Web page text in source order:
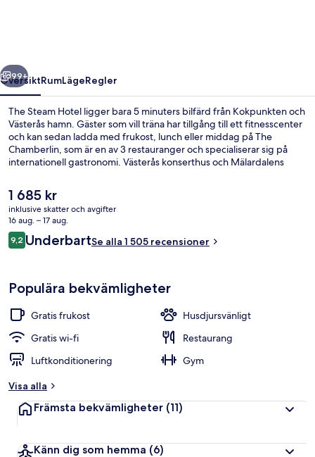
Nästa
99+
ÖversiktRumLägeRegler
The Steam Hotel ligger bara 5 minuters bilfärd från Kokpunkten och
Västerås hamn. Gäster som vill träna har tillgång till ett fitnesscenter
och kan sedan ladda med frukost, lunch eller middag på The
Chamberlin, som är en av 3 restauranger och specialiserar sig på
internationell gastronomi. Västerås konserthus och Mälardalens
Andra resenärer talar mycket väl om den hjälpsamma personalen.
Det
nuvarande
priset
är
1 685 kr
1 685 kr
inklusive skatter och avgifter
16 aug. – 17 aug.
Recensioner
9,29,2 av 10,
UnderbartSe alla 1 505 recensioner
Populära bekvämligheter
Gratis frukost
Husdjursvänligt
Gratis wi-fi
Restaurang
Luftkonditionering
Gym
Visa alla
Främsta bekvämligheter (11)
Känn dig som hemma (6)